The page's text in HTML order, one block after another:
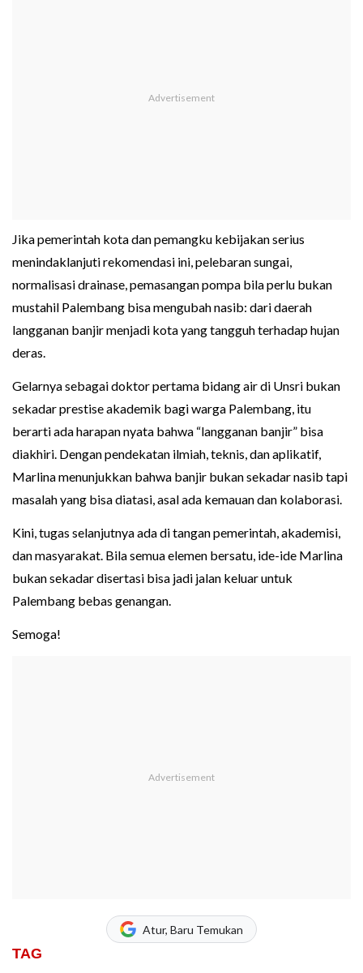
Jika pemerintah kota dan pemangku kebijakan serius
menindaklanjuti rekomendasi ini, pelebaran sungai,
normalisasi drainase, pemasangan pompa bila perlu bukan
mustahil Palembang bisa mengubah nasib: dari daerah
langganan banjir menjadi kota yang tangguh terhadap hujan
deras.
Gelarnya sebagai doktor pertama bidang air di Unsri bukan
sekadar prestise akademik bagi warga Palembang, itu
berarti ada harapan nyata bahwa “langganan banjir” bisa
diakhiri. Dengan pendekatan ilmiah, teknis, dan aplikatif,
Marlina menunjukkan bahwa banjir bukan sekadar nasib tapi
masalah yang bisa diatasi, asal ada kemauan dan kolaborasi.
Kini, tugas selanjutnya ada di tangan pemerintah, akademisi,
dan masyarakat. Bila semua elemen bersatu, ide-ide Marlina
bukan sekadar disertasi bisa jadi jalan keluar untuk
Palembang bebas genangan.
Semoga!
Atur, Baru Temukan
TAG